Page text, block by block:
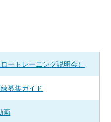
ートレーニング説明会）
募集ガイド
画